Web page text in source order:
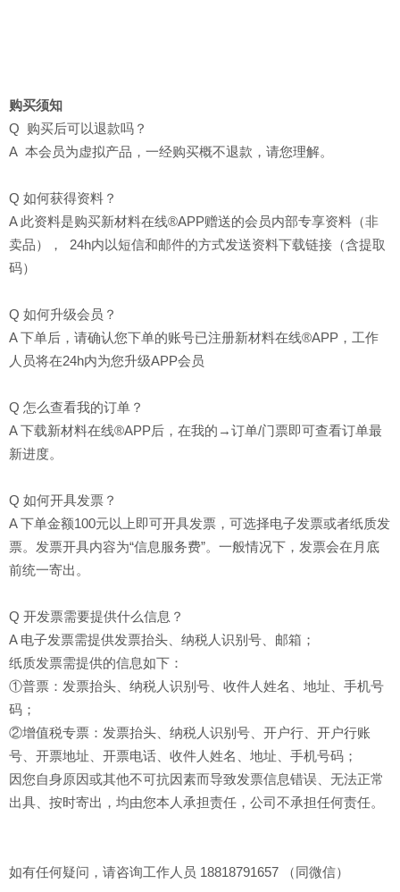
购买须知
Q 购买后可以退款吗？
A 本会员为虚拟产品，一经购买概不退款，请您理解。
Q 如何获得资料？
A 此资料是购买新材料在线®APP赠送的会员内部专享资料（非
卖品）， 24h内以短信和邮件的方式发送资料下载链接（含提取
码）
Q 如何升级会员？
A 下单后，请确认您下单的账号已注册新材料在线®APP，工作
人员将在24h内为您升级APP会员
Q 怎么查看我的订单？
A 下载新材料在线®APP后，在我的→订单/门票即可查看订单最
新进度。
Q 如何开具发票？
A 下单金额100元以上即可开具发票，可选择电子发票或者纸质发
票。发票开具内容为“信息服务费”。一般情况下，发票会在月底
前统一寄出。
Q 开发票需要提供什么信息？
A 电子发票需提供发票抬头、纳税人识别号、邮箱；
纸质发票需提供的信息如下：
①普票：发票抬头、纳税人识别号、收件人姓名、地址、手机号
码；
②增值税专票：发票抬头、纳税人识别号、开户行、开户行账
号、开票地址、开票电话、收件人姓名、地址、手机号码；
因您自身原因或其他不可抗因素而导致发票信息错误、无法正常
出具、按时寄出，均由您本人承担责任，公司不承担任何责任。
如有任何疑问，请咨询工作人员 18818791657 （同微信）